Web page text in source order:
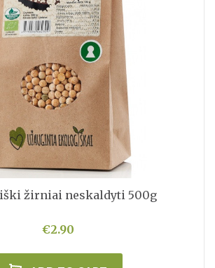
žirniai neskaldyti 500g
€2.90